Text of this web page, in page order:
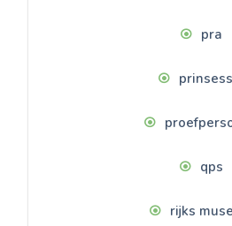
pra
qps
rijks